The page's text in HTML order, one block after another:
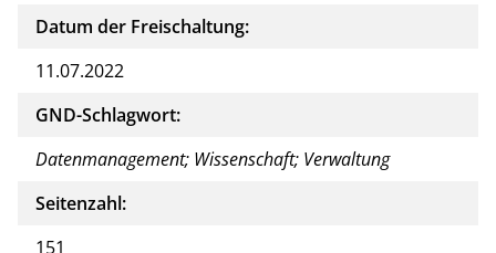
Datum der Freischaltung:
11.07.2022
GND-Schlagwort:
Datenmanagement; Wissenschaft; Verwaltung
Seitenzahl:
151